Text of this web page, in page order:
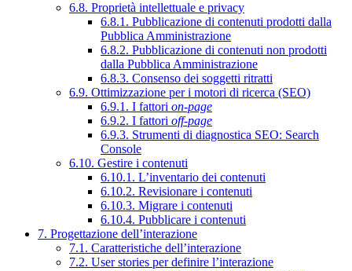
6.8. Proprietà intellettuale e privacy
6.8.1. Pubblicazione di contenuti prodotti dalla
Pubblica Amministrazione
6.8.2. Pubblicazione di contenuti non prodotti
dalla Pubblica Amministrazione
6.8.3. Consenso dei soggetti ritratti
6.9. Ottimizzazione per i motori di ricerca (SEO)
6.9.1. I fattori on-page
6.9.2. I fattori off-page
6.9.3. Strumenti di diagnostica SEO: Search
Console
6.10. Gestire i contenuti
6.10.1. L’inventario dei contenuti
6.10.2. Revisionare i contenuti
6.10.3. Migrare i contenuti
6.10.4. Pubblicare i contenuti
7. Progettazione dell’interazione
7.1. Caratteristiche dell’interazione
7.2. User stories per definire l’interazione